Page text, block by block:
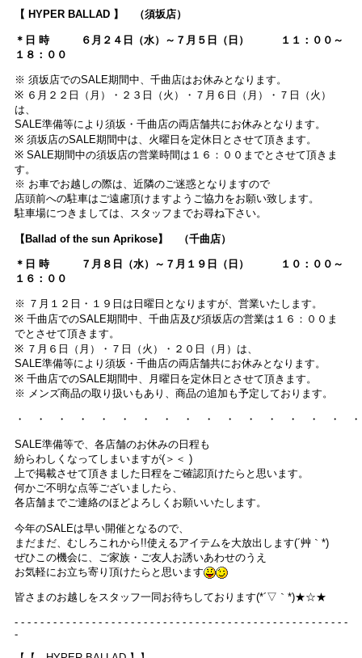
【 HYPER BALLAD 】 （須坂店）
＊日 時 ６月２４日（水）～７月５日（日） １１：００～
１８：００
※ 須坂店でのSALE期間中、千曲店はお休みとなります。
※ ６月２２日（月）・２３日（火）・７月６日（月）・７日（火）
は、
SALE準備等により須坂・千曲店の両店舗共にお休みとなります。
※ 須坂店のSALE期間中は、火曜日を定休日とさせて頂きます。
※ SALE期間中の須坂店の営業時間は１６：００までとさせて頂きま
す。
※ お車でお越しの際は、近隣のご迷惑となりますので
店頭前への駐車はご遠慮頂けますようご協力をお願い致します。
駐車場につきましては、スタッフまでお尋ね下さい。
【Ballad of the sun Aprikose】 （千曲店）
＊日 時 ７月８日（水）～７月１９日（日） １０：００～
１６：００
※ ７月１２日・１９日は日曜日となりますが、営業いたします。
※ 千曲店でのSALE期間中、千曲店及び須坂店の営業は１６：００ま
でとさせて頂きます。
※ ７月６日（月）・７日（火）・２０日（月）は、
SALE準備等により須坂・千曲店の両店舗共にお休みとなります。
※ 千曲店でのSALE期間中、月曜日を定休日とさせて頂きます。
※ メンズ商品の取り扱いもあり、商品の追加も予定しております。
・ ・ ・ ・ ・ ・ ・ ・ ・ ・ ・ ・ ・ ・ ・ ・
SALE準備等で、各店舗のお休みの日程も
紛らわしくなってしまいますが(＞＜ )
上で掲載させて頂きました日程をご確認頂けたらと思います。
何かご不明な点等ございましたら、
各店舗までご連絡のほどよろしくお願いいたします。
今年のSALEは早い開催となるので、
まだまだ、むしろこれから!!使えるアイテムを大放出します(´艸｀*)
ぜひこの機会に、ご家族・ご友人お誘いあわせのうえ
お気軽にお立ち寄り頂けたらと思います
皆さまのお越しをスタッフ一同お待ちしております(*´▽｀*)★☆★
- - - - - - - - - - - - - - - - - - - - - - - - - - - - - - - - - - - - - - - - - - - - - - - - - - - -
-